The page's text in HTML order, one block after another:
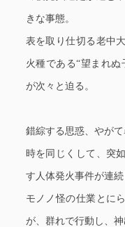
きな事態。
表を取り仕切る老中
火種である“望まれ
が次々と迫る。
錯綜する思惑、やが
時を同じくして、突
す人体発火事件が連続
モノノ怪の仕業とに
が、群れで行動し、神